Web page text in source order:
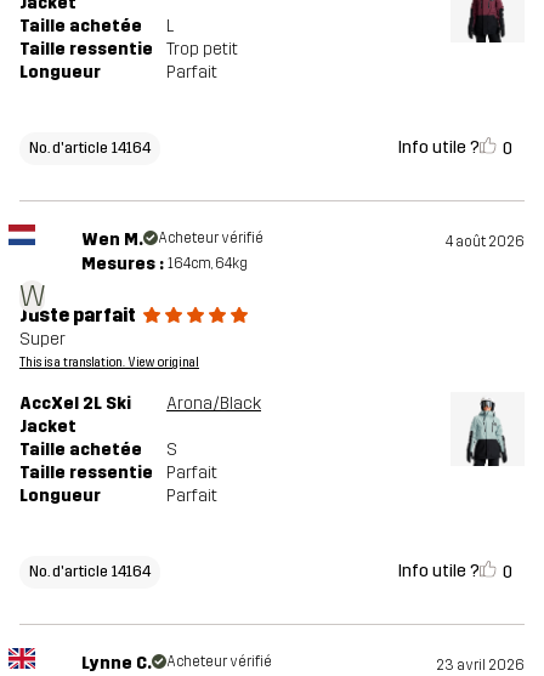
Taille achetée
L
Taille ressentie
Trop petit
Longueur
Parfait
No. d'article 14164 Info utile ? 0
W
Wen M. Acheteur vérifié 4 août 2026
Mesures : 164cm, 64kg
Juste parfait
Super
This is a translation. View original
AccXel 2L Ski
Jacket
Arona/Black
Taille achetée
S
Taille ressentie
Parfait
Longueur
Parfait
No. d'article 14164 Info utile ? 0
Lynne C. Acheteur vérifié 23 avril 2026